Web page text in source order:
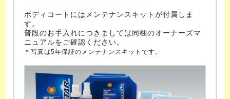
ボディコートにはメンテナンスキットが付属しま
す。
普段のお手入れにつきましては同梱のオーナーズマ
ニュアルをご確認ください。
＊写真は5年保証のメンテナンスキットです。